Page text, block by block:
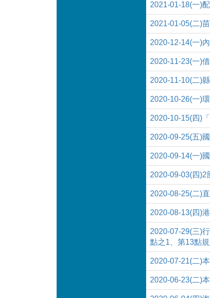
2021-01-18(一)
2021-01-05(二)
2020-12-14(一)
2020-11-23(一)
2020-11-10(二)
2020-10-26(一)
2020-10-15(四)
2020-09-25(五)
2020-09-14(一)
2020-09-03(四)2
2020-08-25(二)
2020-08-13(四)
2020-07-29(三)
點之1、第13點
2020-07-21(二)
2020-06-23(二)